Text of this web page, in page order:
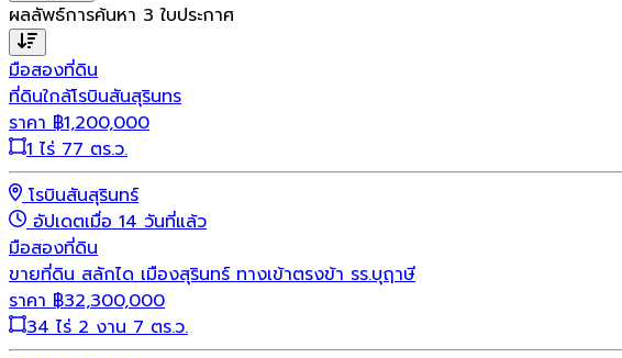
ผลลัพธ์การค้นหา 3 ใบประกาศ
มือสองที่ดิน
ที่ดินใกล้โรบินสันสุรินทร
ราคา ฿1,200,000
1 ไร่ 77 ตร.ว.
โรบินสันสุรินทร์
อัปเดตเมื่อ 14 วันที่แล้ว
มือสองที่ดิน
ขายที่ดิน สลักได เมืองสุรินทร์ ทางเข้าตรงข้า รร.บุฤาษี
ราคา ฿32,300,000
34 ไร่ 2 งาน 7 ตร.ว.